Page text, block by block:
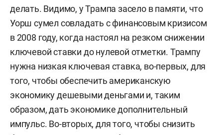
делать. Видимо, у Трампа засело в памяти, что
Уорш сумел совладать с финансовым кризисом
в 2008 году, когда настоял на резком снижении
ключевой ставки до нулевой отметки. Трампу
нужна низкая ключевая ставка, во-первых, для
того, чтобы обеспечить американскую
экономику дешевыми деньгами и, таким
образом, дать экономике дополнительный
импульс. Во-вторых, для того, чтобы снизить